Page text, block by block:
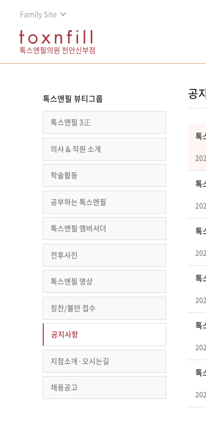
Family Site
톡스앤필의원 천안신부점
톡스앤필 뷰티그룹
톡스앤필 3正
의사 & 직원 소개
학술활동
공부하는 톡스앤필
톡스앤필 앰버서더
전후사진
톡스앤필 영상
칭찬/불만 접수
공지사항
지점소개·오시는길
채용공고
공
톡
톡
톡
톡
톡
톡